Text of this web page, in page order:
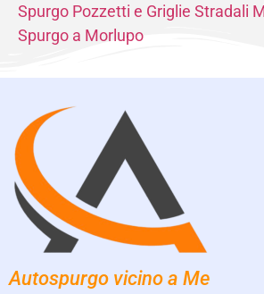
Spurgo Pozzetti e Griglie Stradali
Spurgo a Morlupo
Autospurgo vicino a Me